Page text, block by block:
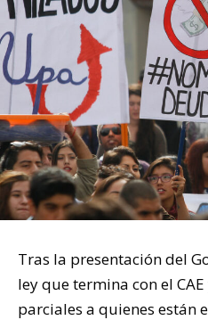
Tras la presentación del
ley que termina con el
parciales a quienes están